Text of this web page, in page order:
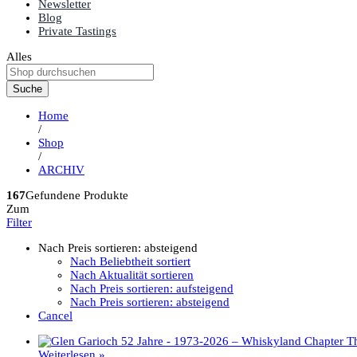
Newsletter
Blog
Private Tastings
Alles
Suche
Home
/
Shop
/
ARCHIV
167Gefundene Produkte
Zum
Filter
Nach Preis sortieren: absteigend
Nach Beliebtheit sortiert
Nach Aktualität sortieren
Nach Preis sortieren: aufsteigend
Nach Preis sortieren: absteigend
Cancel